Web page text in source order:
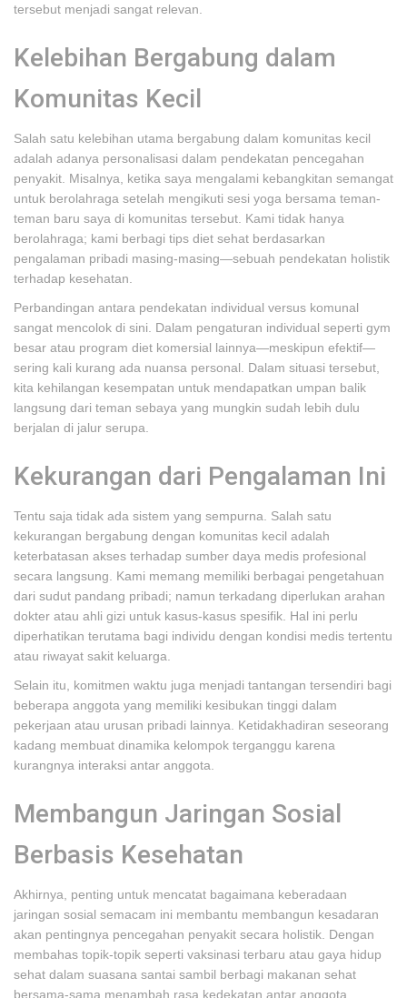
tersebut menjadi sangat relevan.
Kelebihan Bergabung dalam
Komunitas Kecil
Salah satu kelebihan utama bergabung dalam komunitas kecil
adalah adanya personalisasi dalam pendekatan pencegahan
penyakit. Misalnya, ketika saya mengalami kebangkitan semangat
untuk berolahraga setelah mengikuti sesi yoga bersama teman-
teman baru saya di komunitas tersebut. Kami tidak hanya
berolahraga; kami berbagi tips diet sehat berdasarkan
pengalaman pribadi masing-masing—sebuah pendekatan holistik
terhadap kesehatan.
Perbandingan antara pendekatan individual versus komunal
sangat mencolok di sini. Dalam pengaturan individual seperti gym
besar atau program diet komersial lainnya—meskipun efektif—
sering kali kurang ada nuansa personal. Dalam situasi tersebut,
kita kehilangan kesempatan untuk mendapatkan umpan balik
langsung dari teman sebaya yang mungkin sudah lebih dulu
berjalan di jalur serupa.
Kekurangan dari Pengalaman Ini
Tentu saja tidak ada sistem yang sempurna. Salah satu
kekurangan bergabung dengan komunitas kecil adalah
keterbatasan akses terhadap sumber daya medis profesional
secara langsung. Kami memang memiliki berbagai pengetahuan
dari sudut pandang pribadi; namun terkadang diperlukan arahan
dokter atau ahli gizi untuk kasus-kasus spesifik. Hal ini perlu
diperhatikan terutama bagi individu dengan kondisi medis tertentu
atau riwayat sakit keluarga.
Selain itu, komitmen waktu juga menjadi tantangan tersendiri bagi
beberapa anggota yang memiliki kesibukan tinggi dalam
pekerjaan atau urusan pribadi lainnya. Ketidakhadiran seseorang
kadang membuat dinamika kelompok terganggu karena
kurangnya interaksi antar anggota.
Membangun Jaringan Sosial
Berbasis Kesehatan
Akhirnya, penting untuk mencatat bagaimana keberadaan
jaringan sosial semacam ini membantu membangun kesadaran
akan pentingnya pencegahan penyakit secara holistik. Dengan
membahas topik-topik seperti vaksinasi terbaru atau gaya hidup
sehat dalam suasana santai sambil berbagi makanan sehat
bersama-sama menambah rasa kedekatan antar anggota